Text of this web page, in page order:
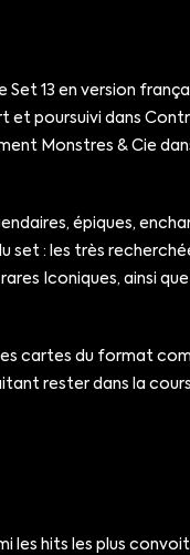
13 en version
et poursuivi dans
Monstres & Cie
épiques,
set : les très
Iconiques, ainsi
les cartes du format
rester dans la
les hits les plus